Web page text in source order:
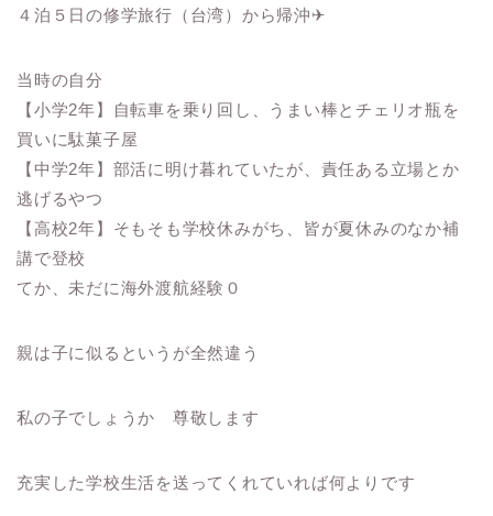
４泊５日の修学旅行（台湾）から帰沖✈
当時の自分
【小学2年】自転車を乗り回し、うまい棒とチェリオ瓶を
買いに駄菓子屋
【中学2年】部活に明け暮れていたが、責任ある立場とか
逃げるやつ
【高校2年】そもそも学校休みがち、皆が夏休みのなか補
講で登校
てか、未だに海外渡航経験０
親は子に似るというが全然違う
私の子でしょうか 尊敬します
充実した学校生活を送ってくれていれば何よりです